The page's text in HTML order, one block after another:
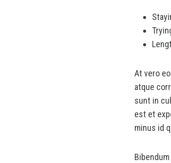
At vero
atque
sunt in
est et
minus id